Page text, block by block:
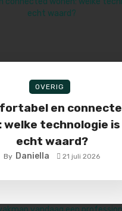
OVERIG
en
welke technologie
echt waard?
By Daniella 21 juli 2026